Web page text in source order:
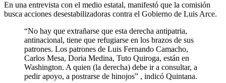
En una entrevista con el medio estatal, manifestó que la comisión
busca acciones desestabilizadoras contra el Gobierno de Luis Arce.
“No hay que extrañarse que esta derecha antipatria,
antinacional, tiene que refugiarse en los brazos de sus
patrones. Los patrones de Luis Fernando Camacho,
Carlos Mesa, Doria Medina, Tuto Quiroga, están en
Washington. A quien (la derecha) debe ir a consultar, a
pedir apoyo, a postrarse de hinojos” , indicó Quintana.